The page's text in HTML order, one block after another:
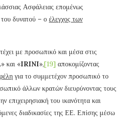
Ασφάλειας επομένως
δυνατού – ο έλεγχος των
με προσωπικό και μέσα στις
» και «IRINI»,[19] αποκομίζοντας
για το συμμετέχον προσωπικό το
άλλων κρατών διευρύνοντας τους
επιχειρησιακή του ικανότητα και
διαδικασίες της ΕΕ. Επίσης μέσω